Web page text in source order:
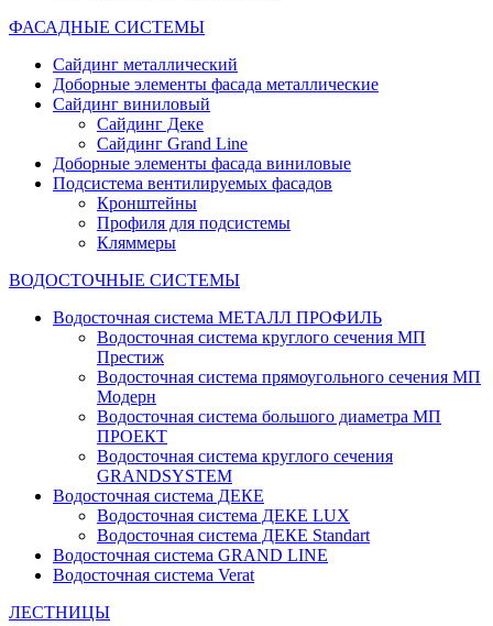
ФАСАДНЫЕ СИСТЕМЫ
Сайдинг металлический
Доборные элементы фасада металлические
Сайдинг виниловый
Сайдинг Деке
Сайдинг Grand Line
Доборные элементы фасада виниловые
Подсистема вентилируемых фасадов
Кронштейны
Профиля для подсистемы
Кляммеры
ВОДОСТОЧНЫЕ СИСТЕМЫ
Водосточная система МЕТАЛЛ ПРОФИЛЬ
Водосточная система круглого сечения МП
Престиж
Водосточная система прямоугольного сечения МП
Модерн
Водосточная система большого диаметра МП
ПРОЕКТ
Водосточная система круглого сечения
GRANDSYSTEM
Водосточная система ДЕКЕ
Водосточная система ДЕКЕ LUX
Водосточная система ДЕКЕ Standart
Водосточная система GRAND LINE
Водосточная система Verat
ЛЕСТНИЦЫ